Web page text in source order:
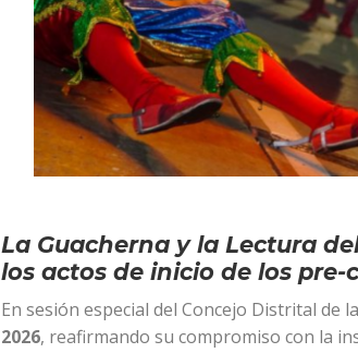
La Guacherna y la Lectura
los actos de inicio de los
En sesión especial del Concejo Distrital de
2026, reafirmando su compromiso con la